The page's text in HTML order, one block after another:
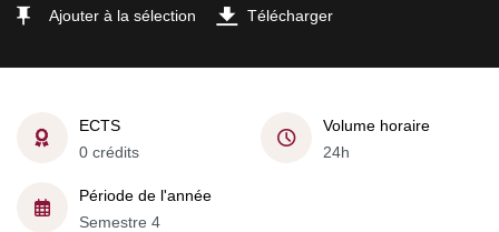
Ajouter à la sélection Télécharger
ECTS
0 crédits
Volume horaire
24h
Période de l'année
Semestre 4